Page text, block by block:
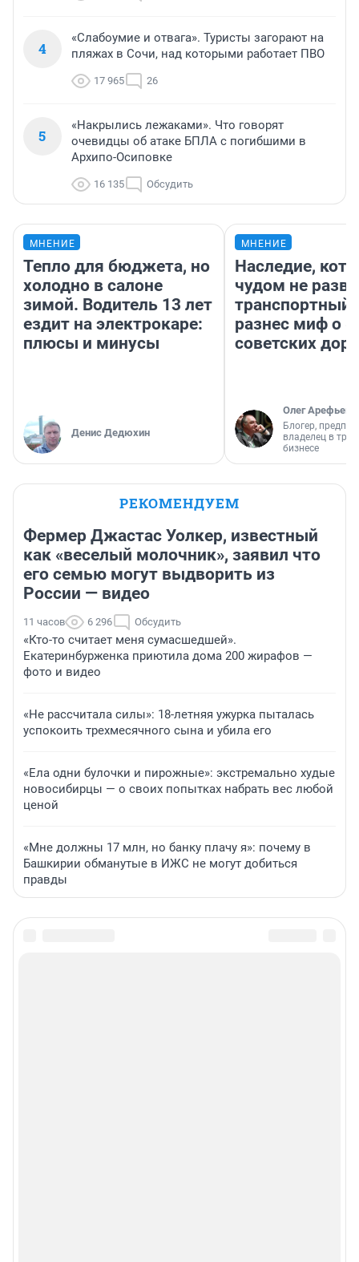
4
«Слабоумие и отвага». Туристы загорают на
пляжах в Сочи, над которыми работает ПВО
17 965 26
5
«Накрылись лежаками». Что говорят
очевидцы об атаке БПЛА с погибшими в
Архипо-Осиповке
16 135 Обсудить
МНЕНИЕ
Тепло для бюджета, но
холодно в салоне
зимой. Водитель 13 лет
ездит на электрокаре:
плюсы и минусы
Денис Дедюхин
МНЕНИЕ
Наследие,
чудом не
транспортный
разнес миф о
советских
Олег Арефьев
Блогер,
владелец в
бизнесе
РЕКОМЕНДУЕМ
Фермер Джастас Уолкер, известный
как «веселый молочник», заявил что
его семью могут выдворить из
России — видео
11 часов 6 296 Обсудить
«Кто-то считает меня сумасшедшей».
Екатеринбурженка приютила дома 200 жирафов —
фото и видео
«Не рассчитала силы»: 18-летняя ужурка пыталась
успокоить трехмесячного сына и убила его
«Ела одни булочки и пирожные»: экстремально худые
новосибирцы — о своих попытках набрать вес любой
ценой
«Мне должны 17 млн, но банку плачу я»: почему в
Башкирии обманутые в ИЖС не могут добиться
правды